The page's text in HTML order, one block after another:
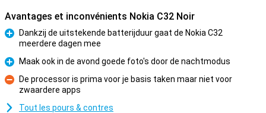
Avantages et inconvénients Nokia C32 Noir
Pour
Dankzij de uitstekende batterijduur gaat de Nokia C32
meerdere dagen mee
Pour
Maak ook in de avond goede foto's door de nachtmodus
Contre
De processor is prima voor je basis taken maar niet voor
zwaardere apps
Tout les pours & contres